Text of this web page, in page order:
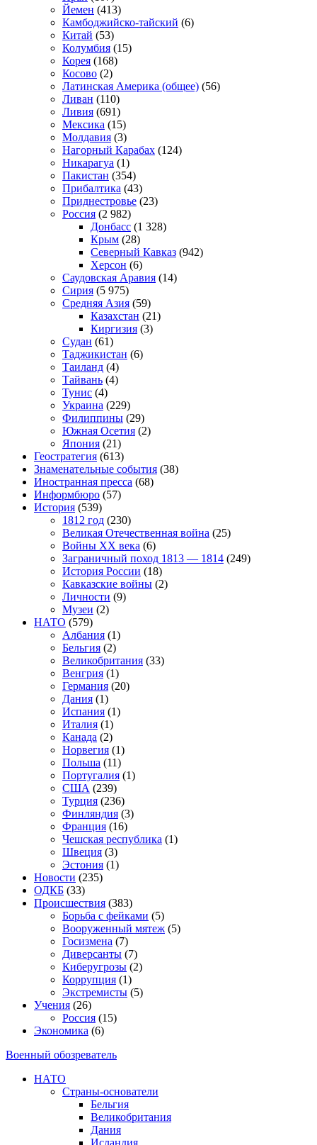
Йемен (413)
Камбоджийско-тайский (6)
Китай (53)
Колумбия (15)
Корея (168)
Косово (2)
Латинская Америка (общее) (56)
Ливан (110)
Ливия (691)
Мексика (15)
Молдавия (3)
Нагорный Карабах (124)
Никарагуа (1)
Пакистан (354)
Прибалтика (43)
Приднестровье (23)
Россия (2 982)
Донбасс (1 328)
Крым (28)
Северный Кавказ (942)
Херсон (6)
Саудовская Аравия (14)
Сирия (5 975)
Средняя Азия (59)
Казахстан (21)
Киргизия (3)
Судан (61)
Таджикистан (6)
Таиланд (4)
Тайвань (4)
Тунис (4)
Украина (229)
Филиппины (29)
Южная Осетия (2)
Япония (21)
Геостратегия (613)
Знаменательные события (38)
Иностранная пресса (68)
Информбюро (57)
История (539)
1812 год (230)
Великая Отечественная война (25)
Войны XX века (6)
Заграничный поход 1813 — 1814 (249)
История России (18)
Кавказские войны (2)
Личности (9)
Музеи (2)
НАТО (579)
Албания (1)
Бельгия (2)
Великобритания (33)
Венгрия (1)
Германия (20)
Дания (1)
Испания (1)
Италия (1)
Канада (2)
Норвегия (1)
Польша (11)
Португалия (1)
США (239)
Турция (236)
Финляндия (3)
Франция (16)
Чешская республика (1)
Швеция (3)
Эстония (1)
Новости (235)
ОДКБ (33)
Происшествия (383)
Борьба с фейками (5)
Вооруженный мятеж (5)
Госизмена (7)
Диверсанты (7)
Киберугрозы (2)
Коррупция (1)
Экстремисты (5)
Учения (26)
Россия (15)
Экономика (6)
Военный обозреватель
НАТО
Страны-основатели
Бельгия
Великобритания
Дания